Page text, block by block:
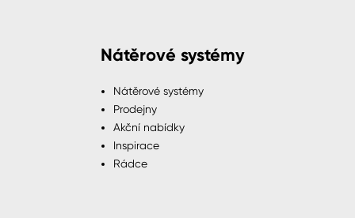
Nátěrové systémy
Nátěrové systémy
Prodejny
Akční nabídky
Inspirace
Rádce